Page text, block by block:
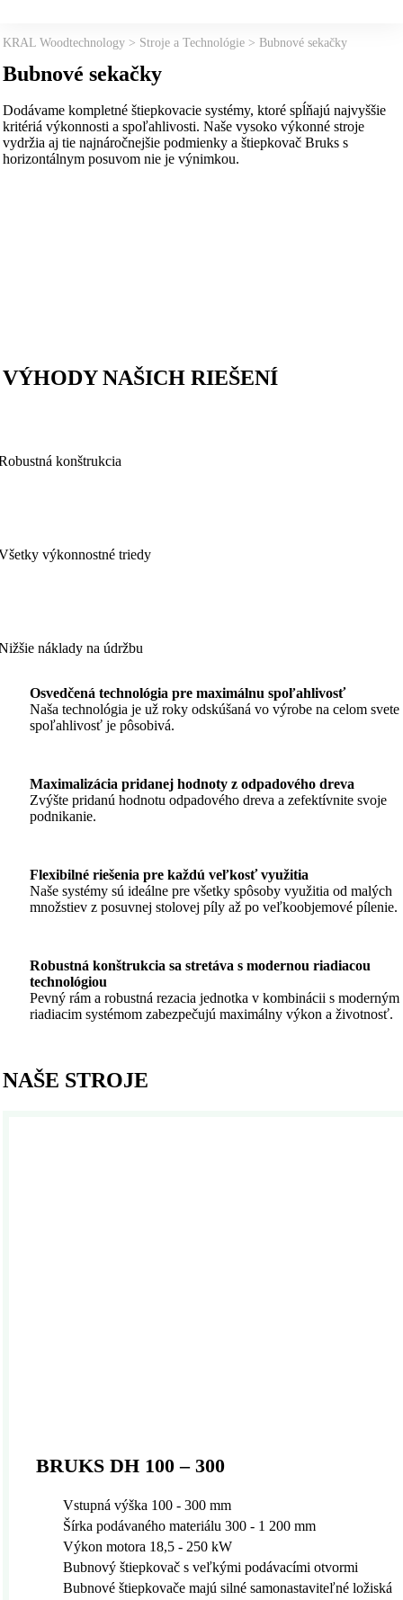
KRAL Woodtechnology > Stroje a Technológie > Bubnové sekačky
Bubnové sekačky
Dodávame kompletné štiepkovacie systémy, ktoré spĺňajú najvyššie
kritériá výkonnosti a spoľahlivosti. Naše vysoko výkonné stroje
vydržia aj tie najnáročnejšie podmienky a štiepkovač Bruks s
horizontálnym posuvom nie je výnimkou.
VÝHODY NAŠICH RIEŠENÍ
konštrukcia
výkonnostné triedy
náklady na údržbu
Osvedčená technológia pre maximálnu spoľahlivosť
Naša technológia je už roky odskúšaná vo výrobe na celom svete
spoľahlivosť je pôsobivá.
Maximalizácia pridanej hodnoty z odpadového dreva
Zvýšte pridanú hodnotu odpadového dreva a zefektívnite svoje
podnikanie.
Flexibilné riešenia pre každú veľkosť využitia
Naše systémy sú ideálne pre všetky spôsoby využitia od malých
množstiev z posuvnej stolovej píly až po veľkoobjemové pílenie.
Robustná konštrukcia sa stretáva s modernou riadiacou
technológiou
Pevný rám a robustná rezacia jednotka v kombinácii s moderným
riadiacim systémom zabezpečujú maximálny výkon a životnosť.
NAŠE STROJE
BRUKS DH 100 – 300
Vstupná výška 100 - 300 mm
Šírka podávaného materiálu 300 - 1 200 mm
Výkon motora 18,5 - 250 kW
Bubnový štiepkovač s veľkými podávacími otvormi
Bubnové štiepkovače majú silné samonastaviteľné ložiská